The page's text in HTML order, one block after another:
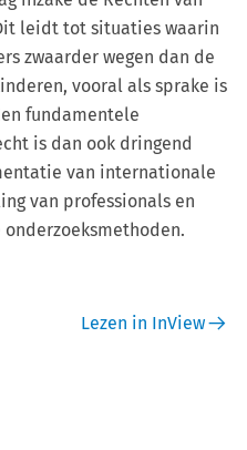
leidt tot situaties waarin
zwaarder wegen dan de
vooral als sprake is
fundamentele
is dan ook dringend
van internationale
van professionals en
Lezen in InView